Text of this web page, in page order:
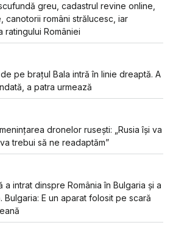
greu, cadastrul revine online,
canotorii români strălucesc, iar
ratingului României
pe brațul Bala intră în linie dreaptă. A
a patra urmează
dronelor rusești: „Rusia își va
trebui să ne readaptăm”
a intrat dinspre România în Bulgaria și a
E un aparat folosit pe scară